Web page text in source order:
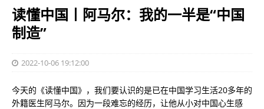
读懂中国丨阿马尔：我的一半是“中国
制造”
2022-10-06 19:12:00
今天的《读懂中国》，我们要认识的是已在中国学习生活20多年的
外籍医生阿马尔。因为一段难忘的经历，让他从小对中国心生感